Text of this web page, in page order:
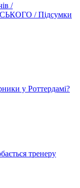
/
/ Підсумки
у Роттердамі?
тренеру